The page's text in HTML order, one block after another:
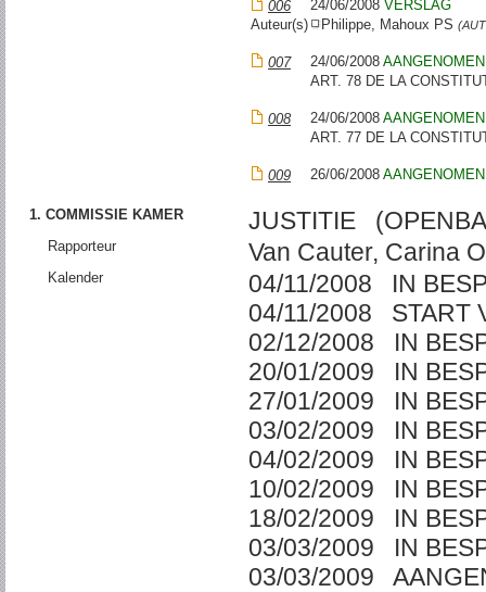
006 24/06/2008 VERSLAG
Auteur(s)
Philippe, Mahoux PS
007 24/06/2008
ART. 78 DE LA
008 24/06/2008
ART. 77 DE LA
009 26/06/2008
1. COMMISSIE KAMER JUSTITIE
Rapporteur Van Cauter, Carina
Kalender
04/11/2008 IN
04/11/2008 START
02/12/2008 IN
20/01/2009 IN
27/01/2009 IN
03/02/2009 IN
04/02/2009 IN
10/02/2009 IN
18/02/2009 IN
03/03/2009 IN
03/03/2009